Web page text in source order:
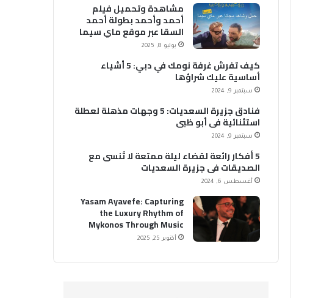
مشاهدة وتحميل فيلم
أحمد وأحمد بطولة أحمد
السقا عبر موقع ماي سيما
MyCima (وي سيما WeCima)
يوليو 8, 2025
كيف تفرش غرفة نومك في دبي: 5 أشياء
أساسية عليك شراؤها
سبتمبر 9, 2024
فنادق جزيرة السعديات: 5 وجهات مذهلة لعطلة
استثنائية في أبو ظبي
سبتمبر 9, 2024
5 أفكار رائعة لقضاء ليلة ممتعة لا تُنسى مع
الصديقات في جزيرة السعديات
أغسطس 6, 2024
Yasam Ayavefe: Capturing
the Luxury Rhythm of
Mykonos Through Music
أكتوبر 25, 2025